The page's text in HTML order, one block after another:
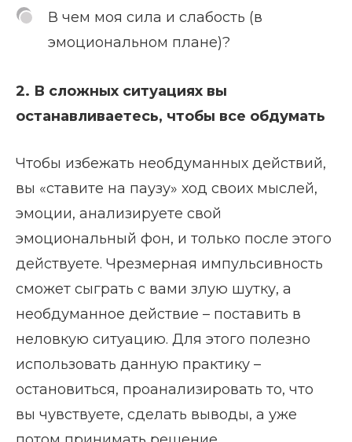
В чем моя сила и слабость (в
эмоциональном плане)?
2. В сложных ситуациях вы
останавливаетесь, чтобы все обдумать
Чтобы избежать необдуманных действий,
вы «ставите на паузу» ход своих мыслей,
эмоции, анализируете свой
эмоциональный фон, и только после этого
действуете. Чрезмерная импульсивность
сможет сыграть с вами злую шутку, а
необдуманное действие – поставить в
неловкую ситуацию. Для этого полезно
использовать данную практику –
остановиться, проанализировать то, что
вы чувствуете, сделать выводы, а уже